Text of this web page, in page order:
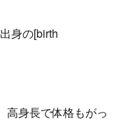
身の[birth
高身長で体格もがっ